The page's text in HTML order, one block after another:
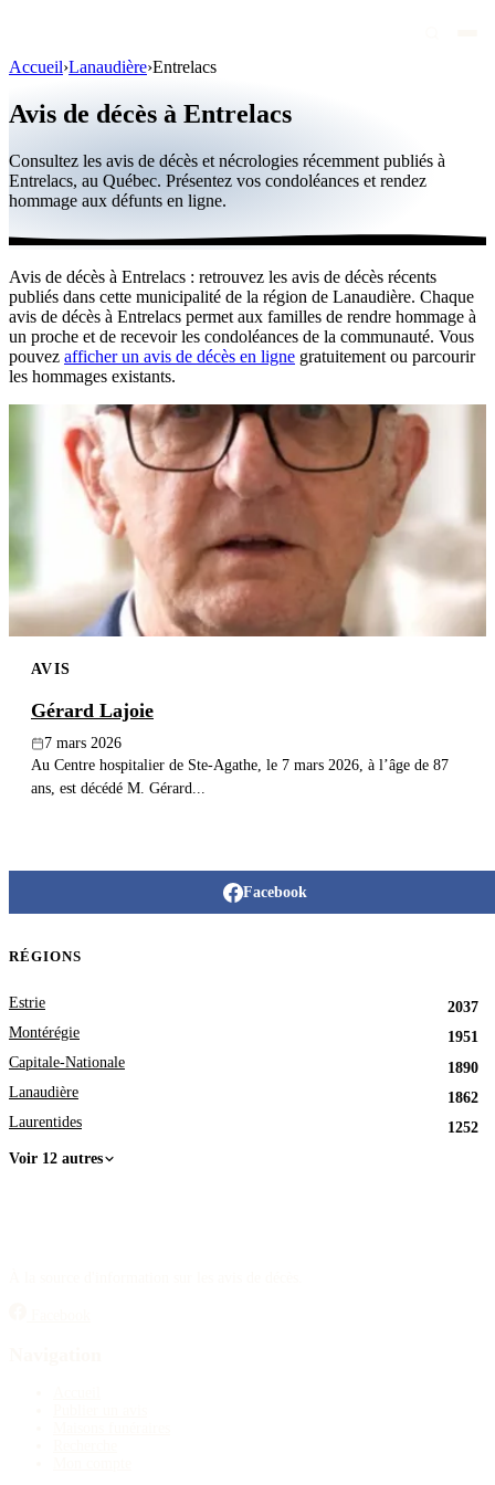
Personnalités publiques
Québec
Canada
International
Par région
Par ville
Maisons funéraires
Éternea
Blog
Publier un avis
Accueil›Lanaudière›Entrelacs
Avis de décès à Entrelacs
Consultez les avis de décès et nécrologies récemment publiés à
Entrelacs, au Québec. Présentez vos condoléances et rendez
hommage aux défunts en ligne.
Avis de décès à Entrelacs : retrouvez les avis de décès récents
publiés dans cette municipalité de la région de Lanaudière. Chaque
avis de décès à Entrelacs permet aux familles de rendre hommage à
un proche et de recevoir les condoléances de la communauté. Vous
pouvez afficher un avis de décès en ligne gratuitement ou parcourir
les hommages existants.
AVIS
Gérard Lajoie
7 mars 2026
Au Centre hospitalier de Ste-Agathe, le 7 mars 2026, à l’âge de 87
ans, est décédé M. Gérard...
Facebook
RÉGIONS
Estrie
2037
Montérégie
1951
Capitale-Nationale
1890
Lanaudière
1862
Laurentides
1252
Voir 12 autres